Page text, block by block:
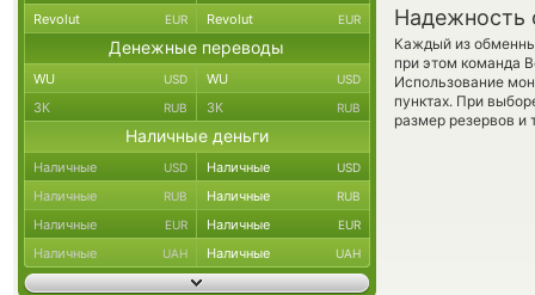
Надежность
Каждый из
при этом команда
Использование
пунктах. При
размер резервов и
Revolut EUR Revolut EUR
Денежные переводы
WU USD WU USD
ЗК RUB ЗК RUB
Наличные деньги
Наличные USD Наличные USD
Наличные RUB Наличные RUB
Наличные EUR Наличные EUR
Наличные UAH Наличные UAH